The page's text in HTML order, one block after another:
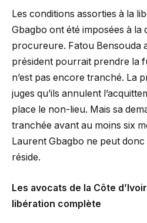
Les conditions assorties à la
Gbagbo ont été imposées à la
procureure. Fatou Bensouda
président pourrait prendre la
n’est pas encore tranché. La
juges qu’ils annulent
place le non-lieu. Mais sa
tranchée avant au moins six
Laurent Gbagbo ne peut
réside.
Les avocats de la Côte
libération complète